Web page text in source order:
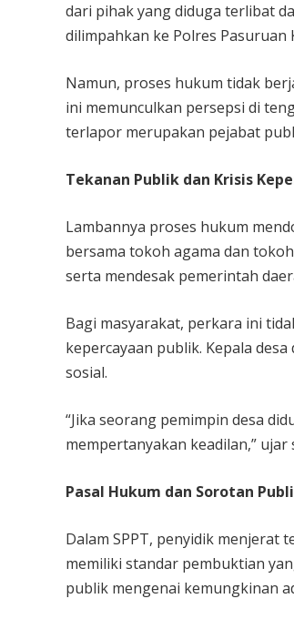
dari pihak yang diduga terlibat
dilimpahkan ke Polres Pasuruan
Namun, proses hukum tidak
ini memunculkan persepsi di
terlapor merupakan pejabat
Tekanan Publik dan Krisis
Lambannya proses hukum
bersama tokoh agama dan
serta mendesak pemerintah
Bagi masyarakat, perkara ini
kepercayaan publik. Kepala
sosial.
“Jika seorang pemimpin desa
mempertanyakan keadilan,”
Pasal Hukum dan Sorotan
Dalam SPPT, penyidik menjerat
memiliki standar pembuktian
publik mengenai kemungkinan